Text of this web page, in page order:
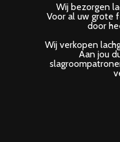
Wij bezorgen
Voor al uw grote
door
Wij verkopen
Aan jou